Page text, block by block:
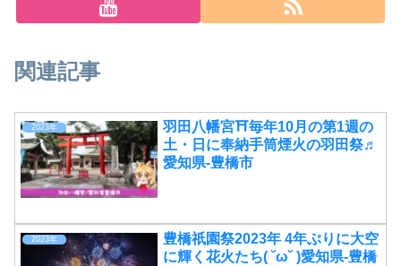
関連記事
2023年
羽田八幡宮⛩毎年10月の第1週の
土・日に奉納手筒煙火の羽田祭♬
愛知県-豊橋市
2023年
豊橋祇園祭2023年 4年ぶりに大空
に輝く花火たち( ˘ω˘ )愛知県-豊橋